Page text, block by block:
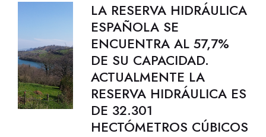
LA RESERVA HIDRÁULICA
ESPAÑOLA SE
ENCUENTRA AL 57,7%
DE SU CAPACIDAD.
ACTUALMENTE LA
RESERVA HIDRÁULICA ES
DE 32.301
HECTÓMETROS CÚBICOS